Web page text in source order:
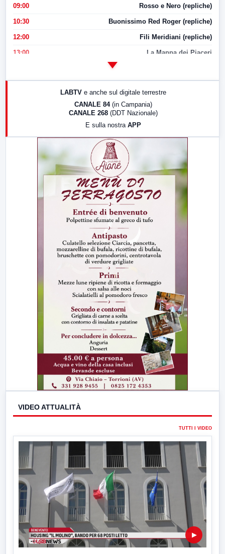
09:00 Rosso e Nero (repliche)
10:30 Buonissimo Red Roger (repliche)
12:00 Fili Meridiani (repliche)
13:00 La Mappa dei Piaceri
17:00 LabNews (replica)
LABTV e anche sul digitale terrestre
CANALE 84 (in Campania)
CANALE 268 (DDT Nazionale)
E sulla nostra APP
VIDEO ATTUALITÀ
TUTTI I VIDEO
▶